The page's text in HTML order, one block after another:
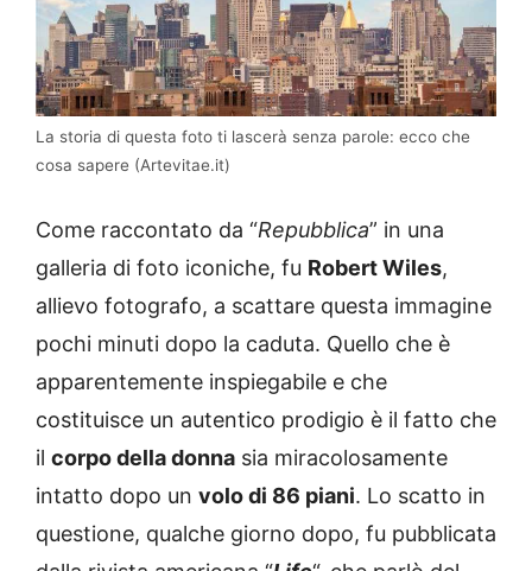
La storia di questa foto ti lascerà senza parole: ecco che
cosa sapere (Artevitae.it)
Come raccontato da “Repubblica” in una
galleria di foto iconiche, fu Robert Wiles,
allievo fotografo, a scattare questa immagine
pochi minuti dopo la caduta. Quello che è
apparentemente inspiegabile e che
costituisce un autentico prodigio è il fatto che
il corpo della donna sia miracolosamente
intatto dopo un volo di 86 piani. Lo scatto in
questione, qualche giorno dopo, fu pubblicata